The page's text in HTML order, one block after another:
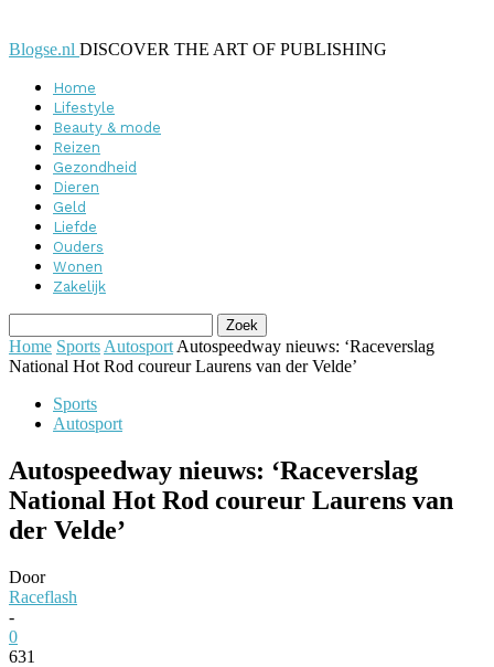
Blogse.nl DISCOVER THE ART OF PUBLISHING
Home
Lifestyle
Beauty & mode
Reizen
Gezondheid
Dieren
Geld
Liefde
Ouders
Wonen
Zakelijk
Home Sports Autosport Autospeedway nieuws: ‘Raceverslag
National Hot Rod coureur Laurens van der Velde’
Sports
Autosport
Autospeedway nieuws: ‘Raceverslag
National Hot Rod coureur Laurens van
der Velde’
Door
Raceflash
-
0
631